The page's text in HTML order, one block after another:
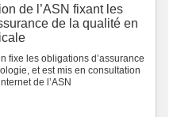
de l’ASN fixant les
de la qualité en
fixe les obligations d’assurance
et est mis en consultation
de l’ASN